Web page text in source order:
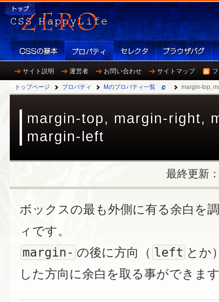
サイト説明 運営者 お問い合わせ サイトマップ
トップページ プロパティ Mのプロパティ一覧 margin-top,
margin-top, margin-right,
margin-left
最終更新
ボックスの最も外側に有る余白を
ィです。
margin- の後に方向（ left とか
した方向に余白を取る事ができま